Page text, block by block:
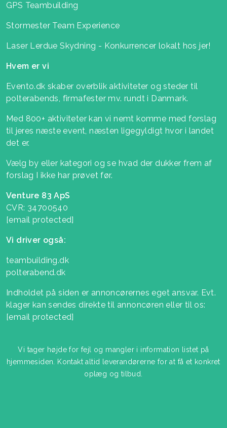
GPS Teambuilding
Stormester Team Experience
Laser Lerdue Skydning - Konkurrencer lokalt hos jer!
Hvem er vi
Evento.dk skaber overblik aktiviteter og steder til
polterabends, firmafester mv. rundt i Danmark.
Med 800+ aktiviteter kan vi nemt komme med forslag
til jeres næste event, næsten ligegyldigt hvor i landet
det er.
Vælg by eller kategori og se hvad der dukker frem af
forslag I ikke har prøvet før.
Venture 83 ApS
CVR: 34700540
[email protected]
Vi driver også:
teambuilding.dk
polterabend.dk
Indholdet på siden er annoncørernes eget ansvar. Evt.
klager kan sendes direkte til annoncøren eller til os:
[email protected]
Vi tager højde for fejl og mangler i information listet på
hjemmesiden. Kontakt altid leverandørerne for at få et konkret
oplæg og tilbud.